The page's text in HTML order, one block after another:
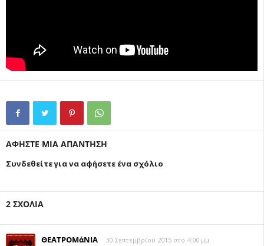
2 ΣΧΟΛΙΑ
ΘΕΑΤΡΟΜάΝΙΑ 30 Σεπτεμβρίου 2015 στο 4:00 μμ
ΑΦΗΣΤΕ ΜΙΑ ΑΠΑΝΤΗΣΗ
Συνδεθείτε για να αφήσετε ένα σχόλιο